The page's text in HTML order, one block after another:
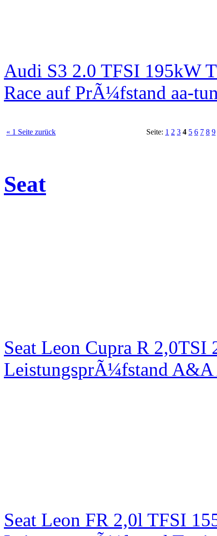
Audi S3 2.0 TFSI 195kW
Race auf PrÃ¼fstand aa-
« 1 Seite zurück Seite: 1 2 3 4 5 6 7 8 9
Seat
Seat Leon Cupra R
LeistungsprÃ¼fstand
Seat Leon FR 2,0l TFSI